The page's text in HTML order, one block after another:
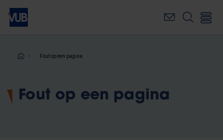
Overslaan
naar
inhoudKruimelpad
Fout op een pagina
Fout op een pagina